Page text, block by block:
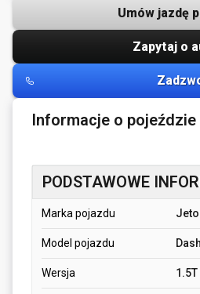
Umów jazdę
Zapytaj o
Informacje o pojeździe
PODSTAWOWE
Marka pojazdu
Model pojazdu
Wersja 1.5T